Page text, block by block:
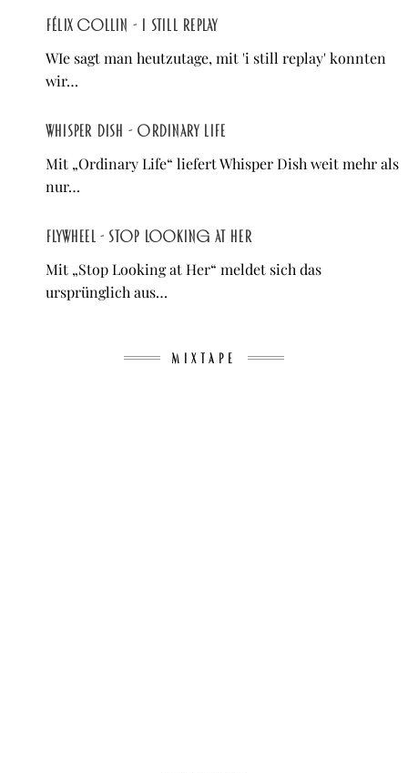
Félix Collin - i still replay
WIe sagt man heutzutage, mit 'i still replay' konnten
wir…
Whisper Dish - Ordinary Life
Mit „Ordinary Life“ liefert Whisper Dish weit mehr als
nur…
Flywheel - Stop Looking at Her
Mit „Stop Looking at Her“ meldet sich das
ursprünglich aus…
MIXTAPE